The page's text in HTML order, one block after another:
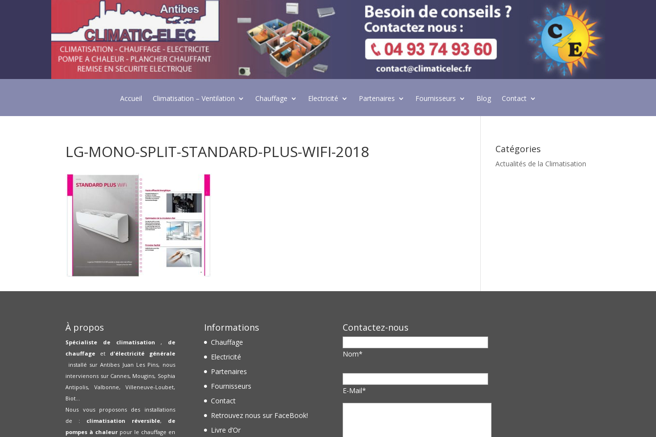
Accueil Climatisation – Ventilation Chauffage Electricité Partenaires Fournisseurs Blog Contact
LG-MONO-SPLIT-STANDARD-PLUS-WIFI-2018 Catégories
Actualités de la Climatisation
À propos
Spécialiste de climatisation , de
chauffage et d'électricité générale
installé sur Antibes Juan Les Pins, nous
intervienons sur Cannes, Mougins, Sophia
Antipolis, Valbonne, Villeneuve-Loubet,
Biot...
Nous vous proposons des installations
de : climatisation réversible, de
pompes à chaleur pour le chauffage en
Informations
Chauffage
Electricité
Partenaires
Fournisseurs
Contact
Retrouvez nous sur FaceBook!
Livre d’Or
Contactez-nous
Nom*
E-Mail*